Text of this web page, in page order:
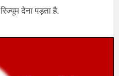
देना पड़ता है.